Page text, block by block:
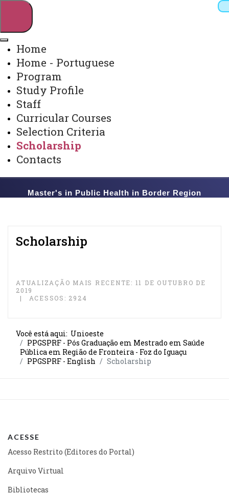
Webmail
Arquivo Virtual
Home
Home - Portuguese
Program
Study Profile
Staff
Curricular Courses
Selection Criteria
Scholarship
Contacts
Master's in Public Health in Border Region
Scholarship
ATUALIZAÇÃO MAIS RECENTE: 11 DE OUTUBRO DE
2019
ACESSOS: 2924
Você está aqui: Unioeste
PPGSPRF - Pós Graduação em Mestrado em Saúde
Pública em Região de Fronteira - Foz do Iguaçu
PPGSPRF - English
Scholarship
ACESSE
Acesso Restrito (Editores do Portal)
Arquivo Virtual
Bibliotecas